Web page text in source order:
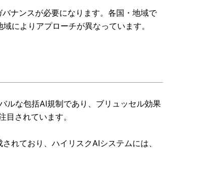
ナンスが必要になります。各国・地域で
によりアプローチが異なっています。
ルな包括AI規制であり、ブリュッセル効果
されています。
れており、ハイリスクAIシステムには、